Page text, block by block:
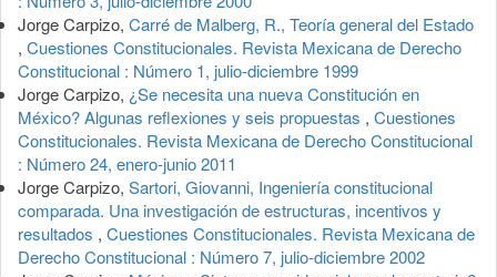
Jorge Carpizo, Carré de Malberg, R., Teoría general del Estado
, Cuestiones Constitucionales. Revista Mexicana de Derecho
Constitucional : Número 1, julio-diciembre 1999
Jorge Carpizo, ¿Se necesita una nueva Constitución en
México? Algunas reflexiones y seis propuestas , Cuestiones
Constitucionales. Revista Mexicana de Derecho Constitucional
: Número 24, enero-junio 2011
Jorge Carpizo, Sartori, Giovanni, Ingeniería constitucional
comparada. Una investigación de estructuras, incentivos y
resultados , Cuestiones Constitucionales. Revista Mexicana de
Derecho Constitucional : Número 7, julio-diciembre 2002